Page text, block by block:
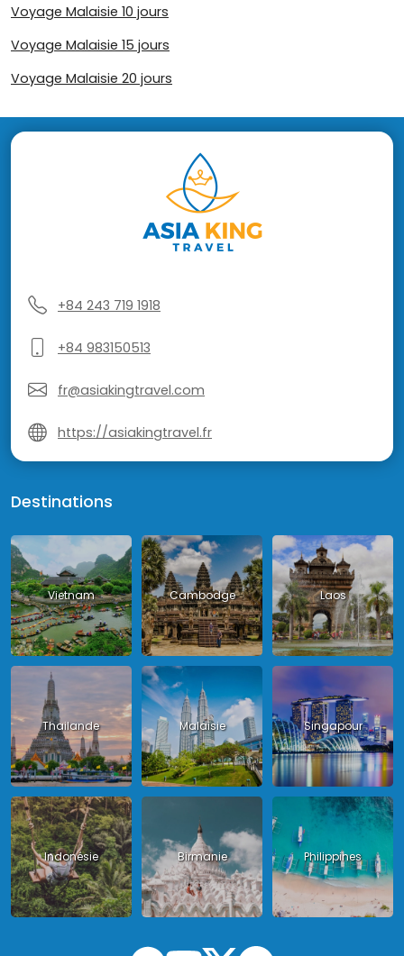
Voyage Malaisie 10 jours
Voyage Malaisie 15 jours
Voyage Malaisie 20 jours
+84 243 719 1918
+84 983150513
fr@asiakingtravel.com
https://asiakingtravel.fr
Destinations
Vietnam Cambodge Laos
Thailande Malaisie Singapour
Indonésie Birmanie Philippines